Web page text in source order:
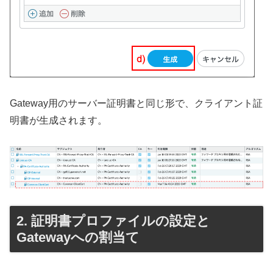
Gateway用のサーバー証明書と同じ形で、クライアント証
明書が生成されます。
証明書プロファイルの設定と
Gatewayへの割当て